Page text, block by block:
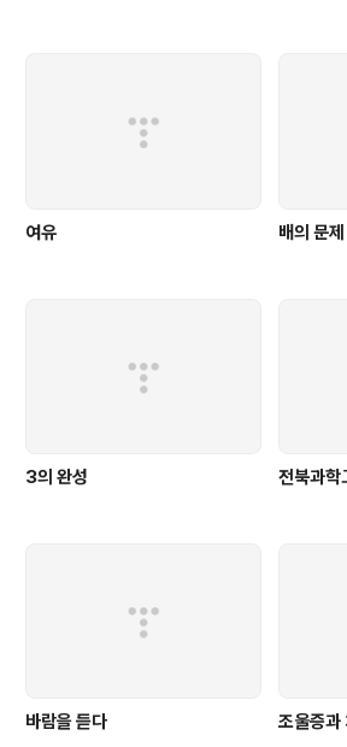
여유 배의 문제
3의 완성 전북과학
바람을 듣다 조울증과